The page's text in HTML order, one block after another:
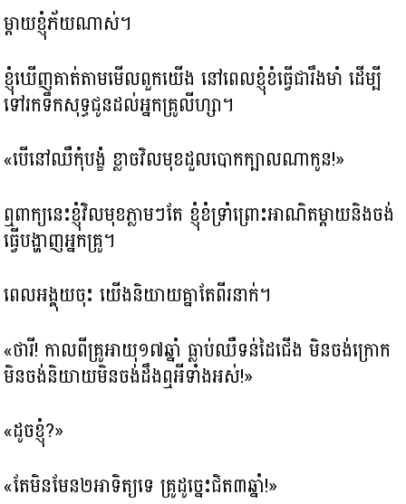
ម្តាយខ្ញុំភ័យណាស់។
ខ្ញុំឃើញគាត់តាមមើលពួកយើង នៅពេលខ្ញុំខំធ្វើជារឹងមាំ ដើម្បី
ទៅរកទឹកសុទ្ធជូនដល់អ្នកគ្រូលីហ្សា​។
«បើនៅឈឺកុំបង្ខំ ខ្លាចវិលមុខដួលបោកក្បាលណាកូន!»
ឮពាក្យនេះខ្ញុំវិលមុខភ្លាមៗតែ ខ្ញុំខំទ្រាំព្រោះអាណិតម្តាយនិងចង់
ធ្វើ​បង្ហាញអ្នកគ្រូ។
ពេលអង្គុយចុះ យើងនិយាយគ្នា​តែពីរនាក់។
«ថារី! កាលពីគ្រូអាយុ១៧ឆ្នាំ ធ្លាប់ឈឺទន់ដៃជើង មិនចង់ក្រោក​
មិនចង់និយាយ​មិនចង់ដឹងឮអីទាំងអស់!»
«ដូចខ្ញុំ?»
«តែមិនមែន២អាទិត្យ​ទេ គ្រូដូច្នេះជិត៣ឆ្នាំ!»